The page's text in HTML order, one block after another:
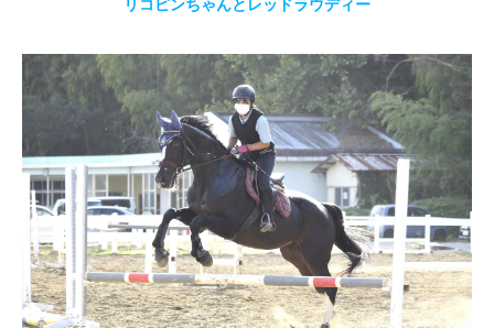
リコピンちゃんとレッドラウディー